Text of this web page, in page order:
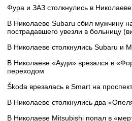
Фура и ЗАЗ столкнулись в Николаеве
В Николаеве Subaru сбил мужчину
пострадавшего увезли в больницу
В Николаеве столкнулись Subaru и
В Николаеве «Ауди» врезался в
переходом
Škoda врезалась в Smart на
В Николаеве столкнулись два
В Николаеве Mitsubishi попал в